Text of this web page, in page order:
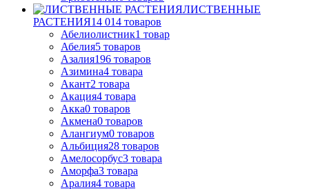
ЛИСТВЕННЫЕ
РАСТЕНИЯ14 014 товаров
Абелиолистник1 товар
Абелия5 товаров
Азалия196 товаров
Азимина4 товара
Акант2 товара
Акация4 товара
Акка0 товаров
Акмена0 товаров
Алангиум0 товаров
Альбиция28 товаров
Амелосорбус3 товара
Аморфа3 товара
Аралия4 товара